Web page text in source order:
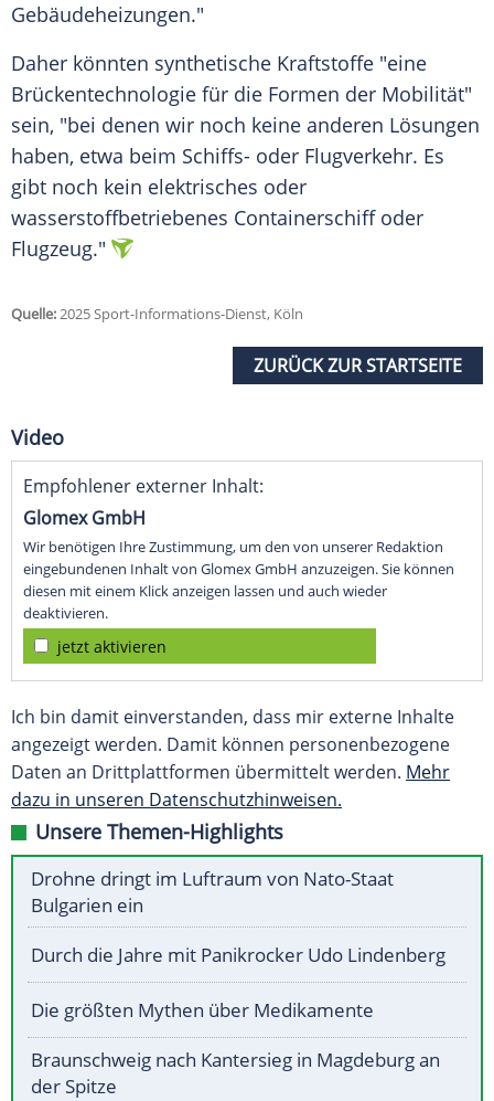
Gebäudeheizungen."
Daher könnten synthetische Kraftstoffe "eine
Brückentechnologie für die Formen der Mobilität"
sein, "bei denen wir noch keine anderen Lösungen
haben, etwa beim Schiffs- oder Flugverkehr. Es
gibt noch kein elektrisches oder
wasserstoffbetriebenes Containerschiffoder
Flugzeug."
Quelle:2025 Sport-Informations-Dienst, Köln
ZURÜCK ZUR STARTSEITE
Video
Empfohlener externer Inhalt:
Glomex GmbH
Wir benötigen Ihre Zustimmung, um den von unserer Redaktion
eingebundenen Inhalt von Glomex GmbH anzuzeigen. Sie können
diesen mit einem Klick anzeigen lassen und auch wieder
deaktivieren.
jetzt aktivieren
Ich bin damit einverstanden, dass mir externe Inhalte
angezeigt werden. Damit können personenbezogene
Daten an Drittplattformen übermittelt werden. Mehr
dazu in unseren Datenschutzhinweisen.
Unsere Themen-Highlights
Drohne dringt im Luftraum von Nato-Staat
Bulgarien ein
Durch die Jahre mit Panikrocker Udo Lindenberg
Die größten Mythen über Medikamente
Braunschweig nach Kantersieg in Magdeburg an
der Spitze